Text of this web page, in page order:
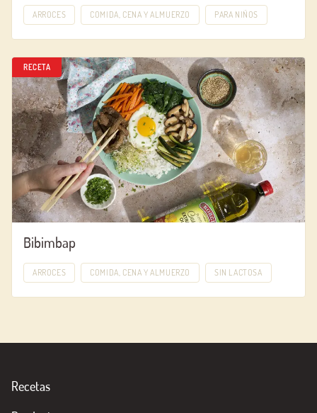
ARROCES COMIDA, CENA Y ALMUERZO PARA NIÑOS
RECETA
Bibimbap
ARROCES COMIDA, CENA Y ALMUERZO SIN LACTOSA
Recetas